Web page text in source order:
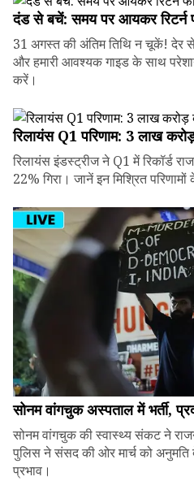
दंड से बचें: समय पर आयकर रिटर्न
31 अगस्त की अंतिम तिथि न चूकें! देर
और हमारी आवश्यक गाइड के साथ
करें।
रिलायंस Q1 परिणाम: ₹3 लाख
रिलायंस इंडस्ट्रीज ने Q1 में रिकॉर्ड
22% गिरा। जानें इन मिश्रित
सोनम वांगचुक अस्पताल में भर्ती,
सोनम वांगचुक की स्वास्थ्य संकट ने
पुलिस ने संसद की ओर मार्च को
प्रभाव।